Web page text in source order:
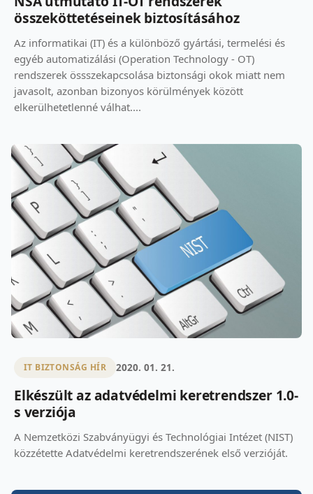
összeköttetéseinek biztosításához
Az informatikai (IT) és a különböző gyártási, termelési és
egyéb automatizálási (Operation Technology - OT)
rendszerek össszekapcsolása biztonsági okok miatt nem
javasolt, azonban bizonyos körülmények között
elkerülhetetlenné válhat....
IT BIZTONSÁG HÍR 2020. 01. 21.
Elkészült az adatvédelmi keretrendszer 1.0-
s verziója
A Nemzetközi Szabványügyi és Technológiai Intézet (NIST)
közzétette Adatvédelmi keretrendszerének első verzióját.